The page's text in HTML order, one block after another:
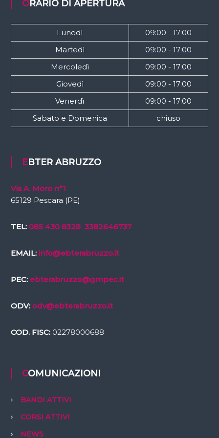
ORARIO DI APERTURA
Lunedì
09:00 - 17:00
Martedì
09:00 - 17:00
Mercoledì
09:00 - 17:00
Giovedì
09:00 - 17:00
Venerdì
09:00 - 17:00
Sabato e Domenica
chiuso
EBTER ABRUZZO
Via A. Moro n°1
65129 Pescara (PE)
TEL: 085 430 8328 3382646737
EMAIL: info@ebterabruzzo.it
PEC: ebterabruzzo@gmpec.it
ODV: odv@ebterabruzzo.it
COD. FISC:02278000688
COMUNICAZIONI
BANDI ATTIVI
CORSI ATTIVI
NEWS